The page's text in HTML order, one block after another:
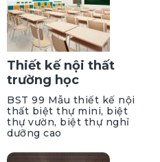
Thiết kế nội thất
trường học
BST 99 Mẫu thiết kế nội
thất biệt thự mini, biệt
thự vườn, biệt thự nghỉ
dưỡng cao